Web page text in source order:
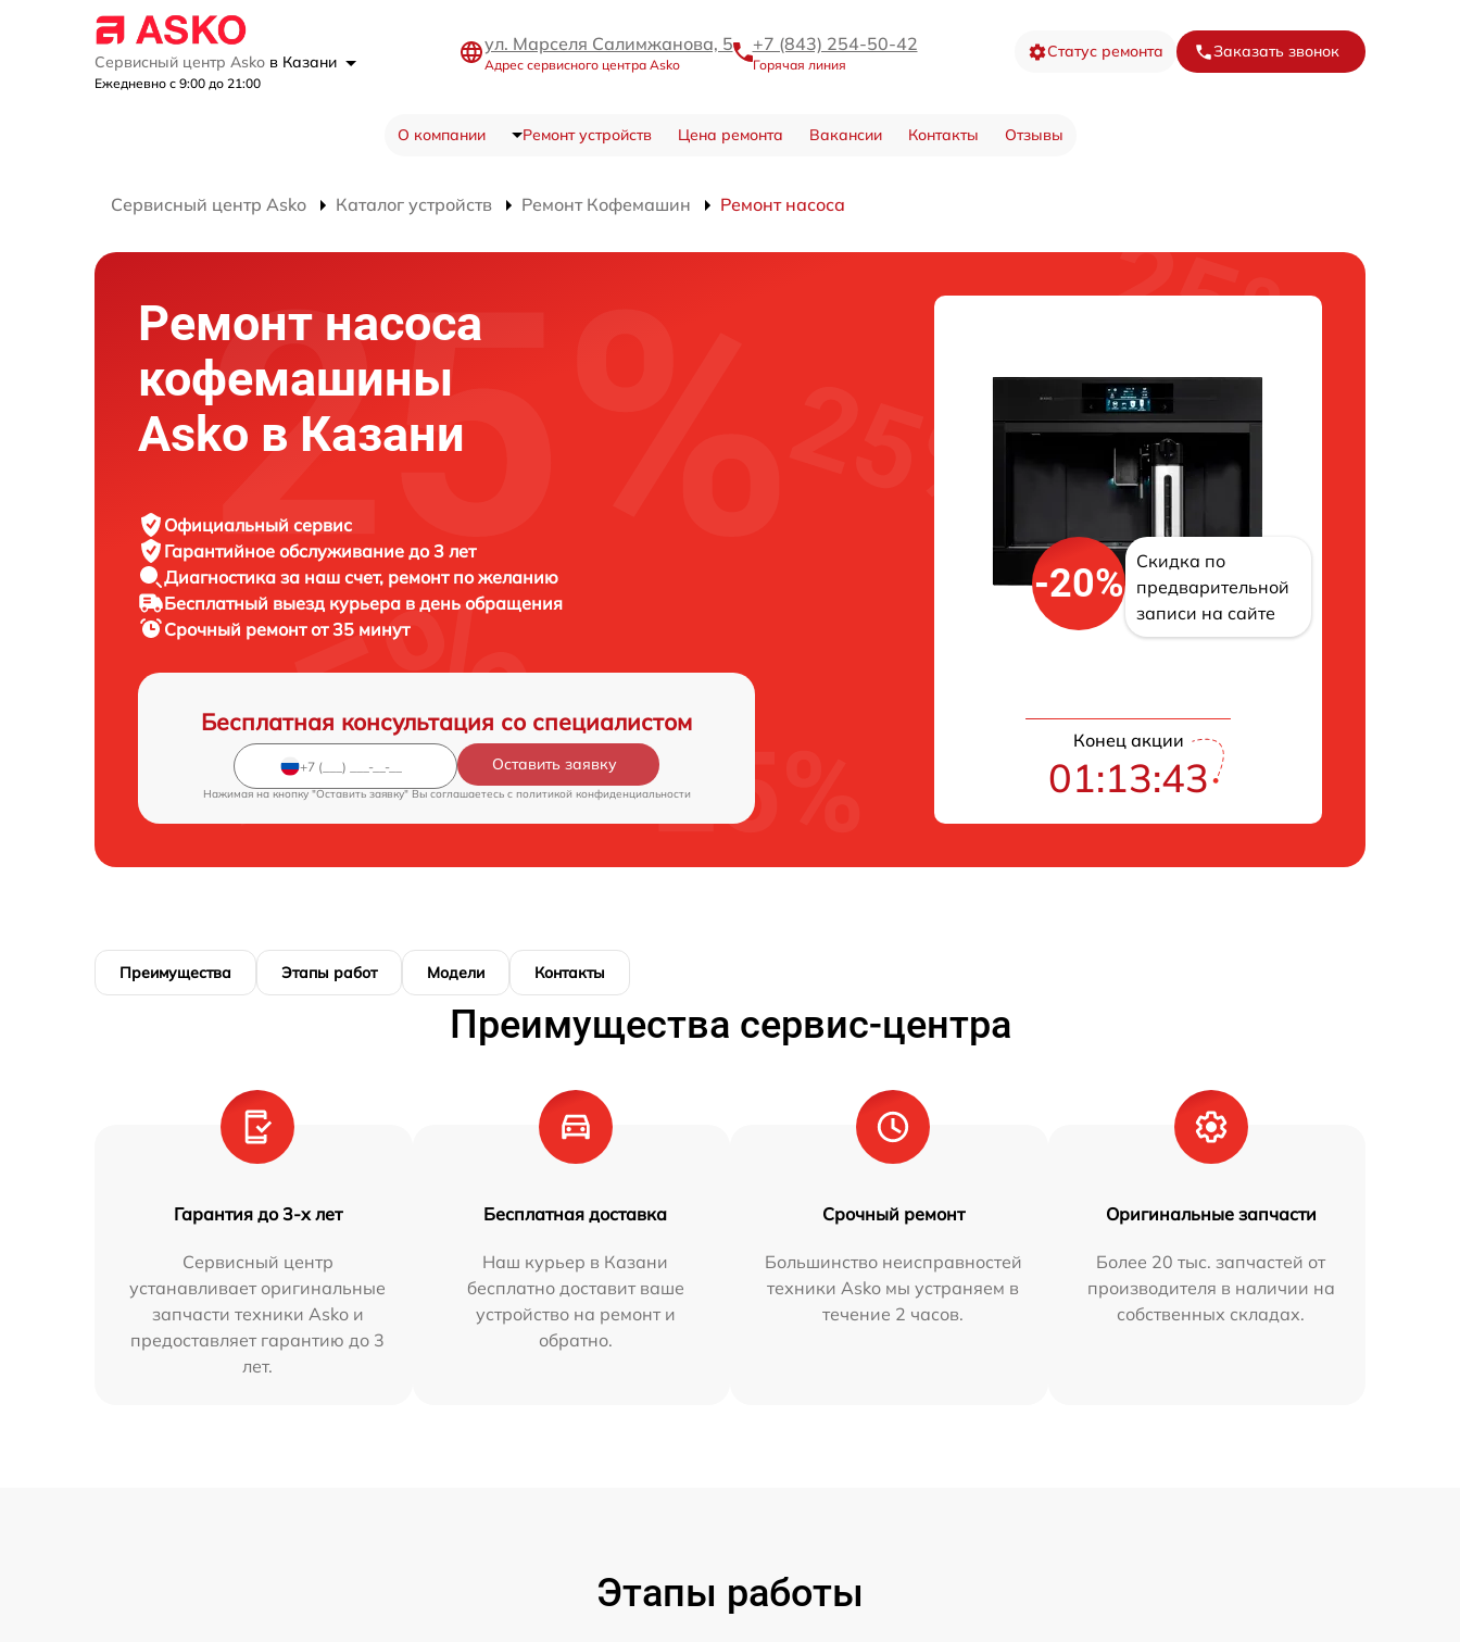
Сервисный центр Asko в Казани
Ежедневно с 9:00 до 21:00
ул. Марселя Салимжанова, 5
Адрес сервисного центра Asko
+7 (843) 254-50-42
Горячая линия
Статус ремонта Заказать звонок
О компании Ремонт устройств Цена ремонта Вакансии Контакты Отзывы
Сервисный центр Asko Каталог устройств Ремонт Кофемашин Ремонт насоса
Ремонт насоса
кофемашины
Asko в Казани
Официальный сервис
Гарантийное обслуживание до 3 лет
Диагностика за наш счет, ремонт по желанию
Бесплатный выезд курьера в день обращения
Срочный ремонтот 35 минут
Бесплатная консультация со специалистом
Оставить заявку
Нажимая на кнопку "Оставить заявку" Вы соглашаетесь c политикой конфиденциальности
-20%
Скидка по
предварительной
записи на сайте
Конец акции
01:13:42
Преимущества Этапы работ Модели Контакты
Преимущества сервис-центра
Гарантия до 3-х лет
Сервисный центр
устанавливает оригинальные
запчасти техники Asko и
предоставляет гарантию до 3
лет.
Бесплатная доставка
Наш курьер в Казани
бесплатно доставит ваше
устройство на ремонт и
обратно.
Срочный ремонт
Большинство неисправностей
техники Asko мы устраняем в
течение 2 часов.
Оригинальные запчасти
Более 20 тыс. запчастей от
производителя в наличии на
собственных складах.
Этапы работы